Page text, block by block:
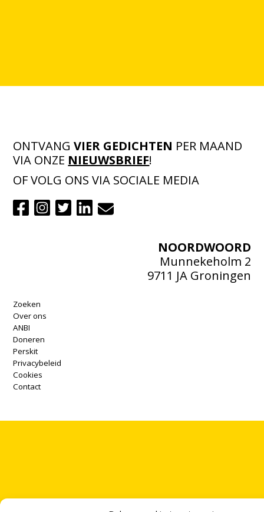
ONTVANGVIER GEDICHTEN PER MAAND
VIA ONZE NIEUWSBRIEF!
OF VOLG ONS VIA SOCIALE MEDIA
NOORDWOORD
Munnekeholm 2
9711 JA Groningen
Zoeken
Over ons
ANBI
Doneren
Perskit
Privacybeleid
Cookies
Contact